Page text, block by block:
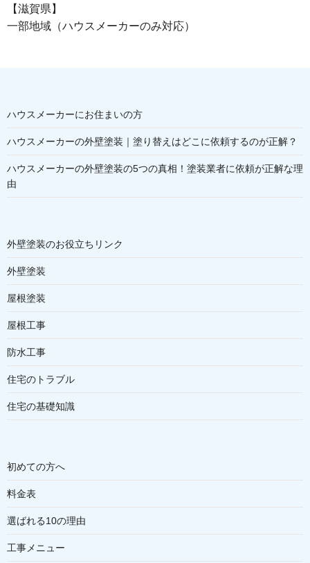
【滋賀県】
一部地域（ハウスメーカーのみ対応）
ハウスメーカーにお住まいの方
ハウスメーカーの外壁塗装｜塗り替えはどこに依頼するのが正解？
ハウスメーカーの外壁塗装の5つの真相！塗装業者に依頼が正解な理
由
外壁塗装のお役立ちリンク
外壁塗装
屋根塗装
屋根工事
防水工事
住宅のトラブル
住宅の基礎知識
初めての方へ
料金表
選ばれる10の理由
工事メニュー